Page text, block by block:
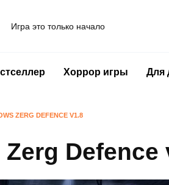
Игра это только начало
Хоррор игры Для
ZERG DEFENCE V1.8
Defence